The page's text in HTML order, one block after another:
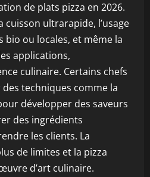
de plats pizza en 2026.
cuisson ultrarapide, l’usage
bio ou locales, et même la
applications,
culinaire. Certains chefs
techniques comme la
développer des saveurs
des ingrédients
les clients. La
de limites et la pizza
d’art culinaire.